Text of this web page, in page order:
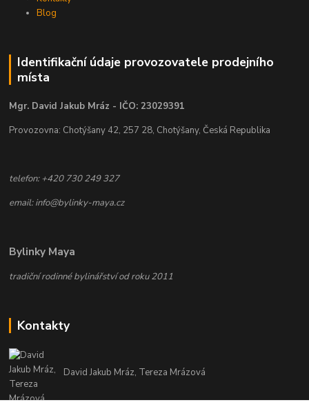
Blog
Identifikační údaje provozovatele prodejního
místa
Mgr. David Jakub Mráz - IČO: 23029391
Provozovna: Chotýšany 42, 257 28, Chotýšany, Česká Republika
telefon: +420 730 249 327
email: info@bylinky-maya.cz
Bylinky Maya
tradiční rodinné bylinářství od roku 2011
Kontakty
David Jakub Mráz, Tereza Mrázová